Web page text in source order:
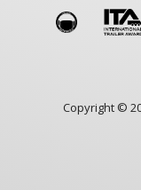
Copyright ©